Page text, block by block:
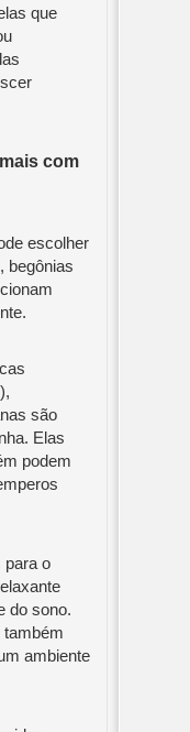
que
com
escolher
begônias
são
Elas
podem
para o
do sono.
ambiente